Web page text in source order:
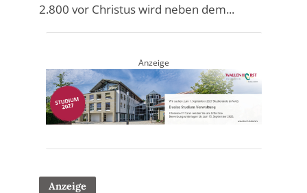
2.800 vor Christus wird neben dem...
Anzeige
Anzeige